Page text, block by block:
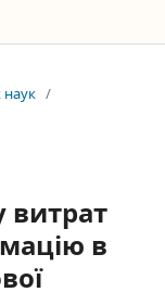
наук /
витрат
в